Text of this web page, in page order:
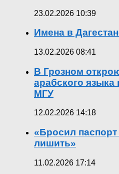
23.02.2026 10:39
Имена в
13.02.2026 08:41
В Грозном
арабского
МГУ
12.02.2026 14:18
«Бросил
лишить»
11.02.2026 17:14